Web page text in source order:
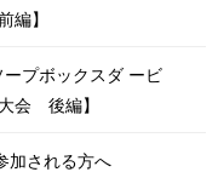
編】
プボックスダ ービ
会 後編】
加される方へ